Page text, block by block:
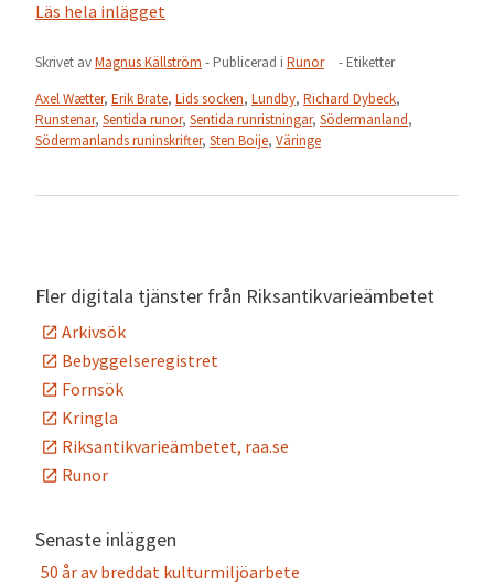
Läs hela inlägget
Skrivet avMagnus Källström - Publicerad i Runor
- Etiketter
Axel Wætter, Erik Brate, Lids socken, Lundby, Richard Dybeck,
Runstenar, Sentida runor, Sentida runristningar, Södermanland,
Södermanlands runinskrifter, Sten Boije, Väringe
Fler digitala tjänster från Riksantikvarieämbetet
Arkivsök
Bebyggelseregistret
Fornsök
Kringla
Riksantikvarieämbetet, raa.se
Runor
Senaste inläggen
50 år av breddat kulturmiljöarbete